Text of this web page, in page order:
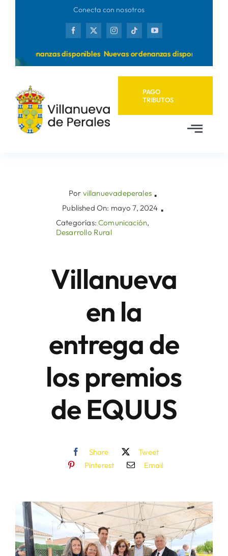
Conecta con nosotros
ordenanzas disponibles Nuevas ordenanzas disponibles
PAGO
TRIBUTOS
AyuntamientoPor villanuevadeperales ▪
Published On: mayo 7, 2024 ▪
Categorías:Comunicación,
Desarrollo Rural
Villanueva
en la
entrega de
los premios
de EQUUS
Share
Tweet
Pinterest
Email